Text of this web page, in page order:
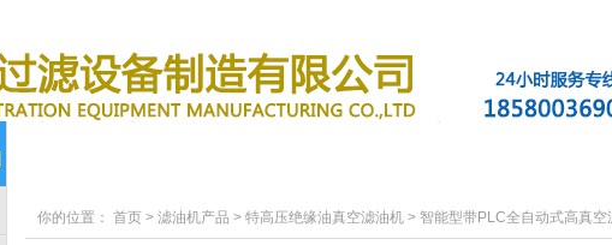
你的位置： 首页 > 滤油机产品 > 特高压绝缘油真空滤油机 > 智能型带PLC全自动式高真空